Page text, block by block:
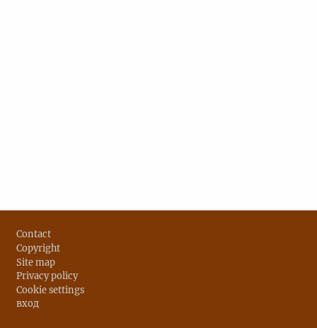
Footer
Contact
Copyright
Site map
Privacy policy
Cookie settings
вход